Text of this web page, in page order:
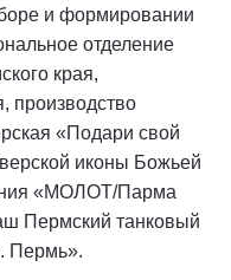
и формировании
отделение
края,
производство
«Подари свой
иконы Божьей
«МОЛОТ/Парма
Пермский танковый
Пермь».